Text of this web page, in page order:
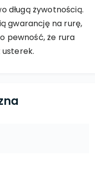
długą żywotnością.
gwarancję na rurę,
pewność, że rura
usterek.